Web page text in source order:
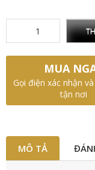
MUA
Gọi điện xác nhận
tận nơi
MÔ TẢ